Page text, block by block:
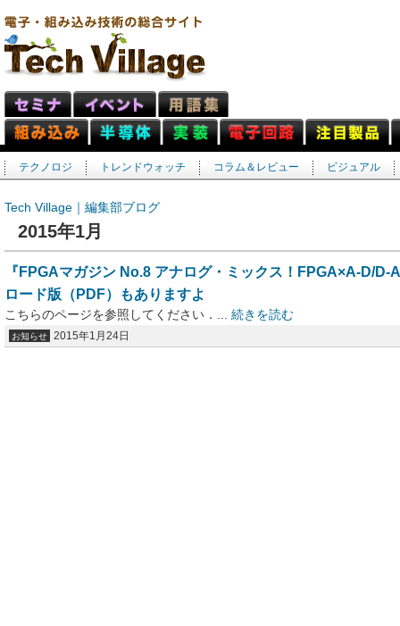
テクノロジ トレンドウォッチ コラム＆レビュー ビジュアル
Tech Village｜編集部ブログ
2015年1月
『FPGAマガジン No.8 アナログ・ミックス！FPGA×A-D/D-
ロード版（PDF）もありますよ
こちらのページを参照してください．... 続きを読む
お知らせ 2015年1月24日